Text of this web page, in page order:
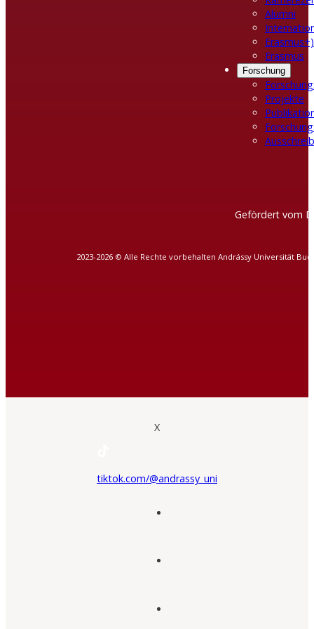
Alumni
Erasmus
Forschung
Projekte
Gefördert vom
2023-2026 © Alle Rechte vorbehalten Andrássy Universität
X
tiktok.com/@andrassy_uni